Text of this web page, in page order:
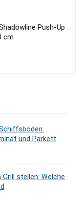
Push-Up
cm
und Parkett
stellen: Welche